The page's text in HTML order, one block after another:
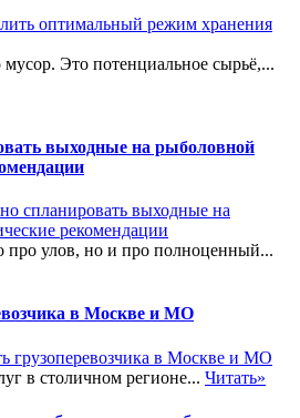
Это потенциальное сырьё,...
выходные на рыболовной
про улов, но и про полноценный...
в Москве и МО
в столичном регионе... Читать»